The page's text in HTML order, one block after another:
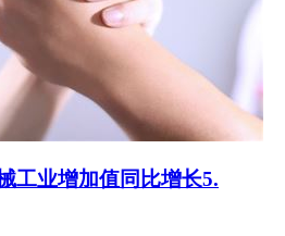
工业增加值同比增长5.